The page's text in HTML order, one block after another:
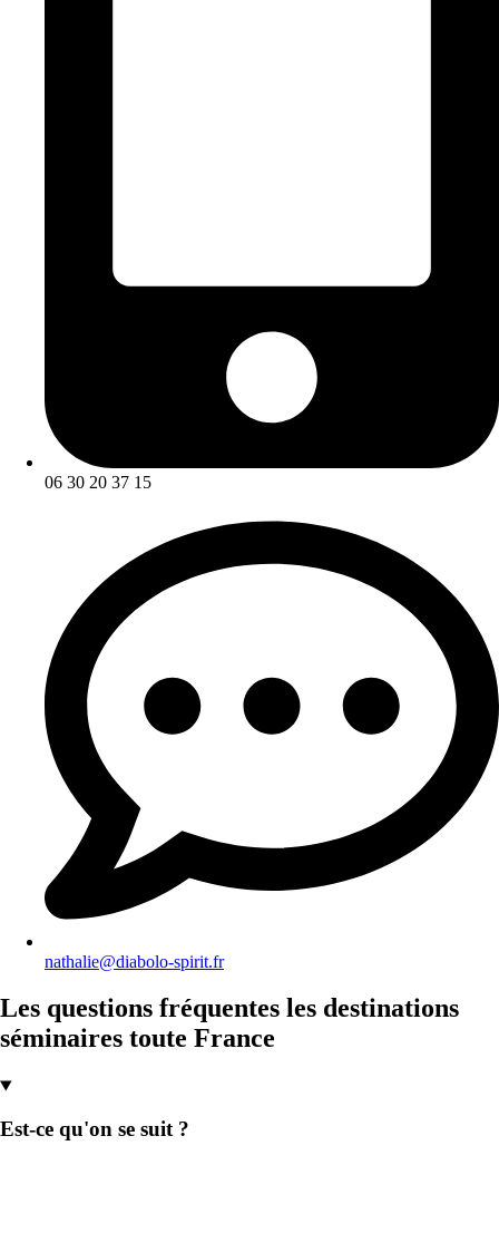
06 30 20 37 15
nathalie@diabolo-spirit.fr
Les questions fréquentes les destinations
séminaires toute France
Est-ce qu'on se suit ?